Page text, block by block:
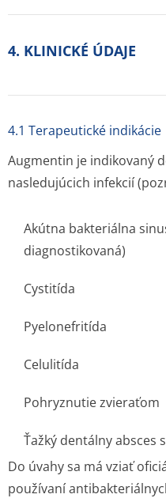
4. KLINICKÉ ÚDAJE
4.1 Terapeutické indikácie
Augmentin je indikovaný
nasledujúcich infekcií
Akútna bakteriálna
diagnostikovaná)
Cystitída
Pyelonefritída
Celulitída
Pohryznutie zvieraťom
Ťažký dentálny absces
Do úvahy sa má vziať
používaní